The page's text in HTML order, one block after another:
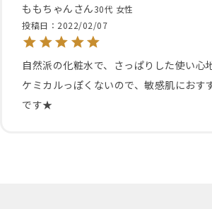
ももちゃん
30代 女性
投稿日
2022/02/07
自然派の化粧水で、さっぱりした使い心
ケミカルっぽくないので、敏感肌におす
です★